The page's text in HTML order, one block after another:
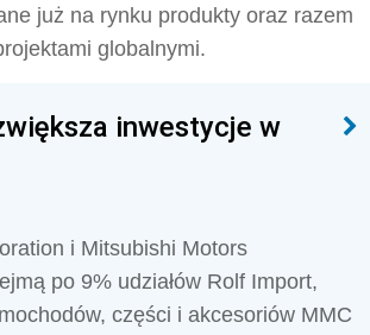
już na rynku produkty oraz razem
globalnymi.
inwestycje w
i Mitsubishi Motors
po 9% udziałów Rolf Import,
części i akcesoriów MMC